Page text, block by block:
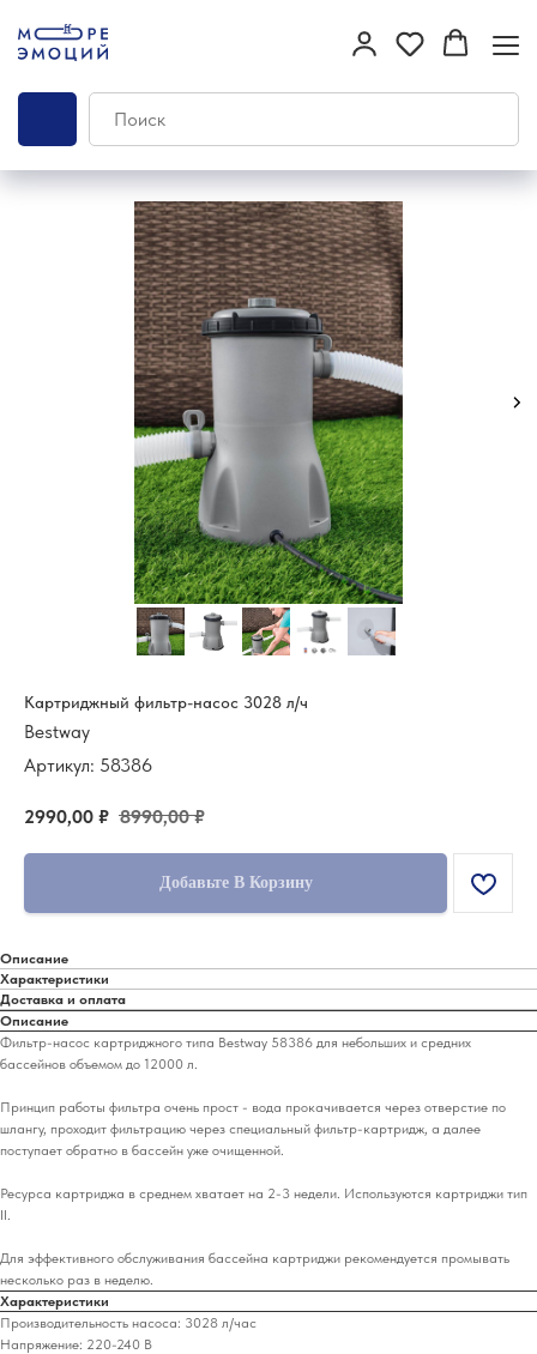
Картриджный фильтр-насос 3028 л/ч
Bestway
Артикул: 58386
2990,00 ₽ 8990,00 ₽
Добавьте В Корзину
Описание
Характеристики
Доставка и оплата
Описание
Фильтр-насос картриджного типа Bestway 58386 для небольших и средних
бассейнов объемом до 12000 л.
Принцип работы фильтра очень прост - вода прокачивается через отверстие по
шлангу, проходит фильтрацию через специальный фильтр-картридж, а далее
поступает обратно в бассейн уже очищенной.
Ресурса картриджа в среднем хватает на 2-3 недели. Используются картриджи тип
II.
Для эффективного обслуживания бассейна картриджи рекомендуется промывать
несколько раз в неделю.
Характеристики
Производительность насоса: 3028 л/час
Напряжение: 220-240 В